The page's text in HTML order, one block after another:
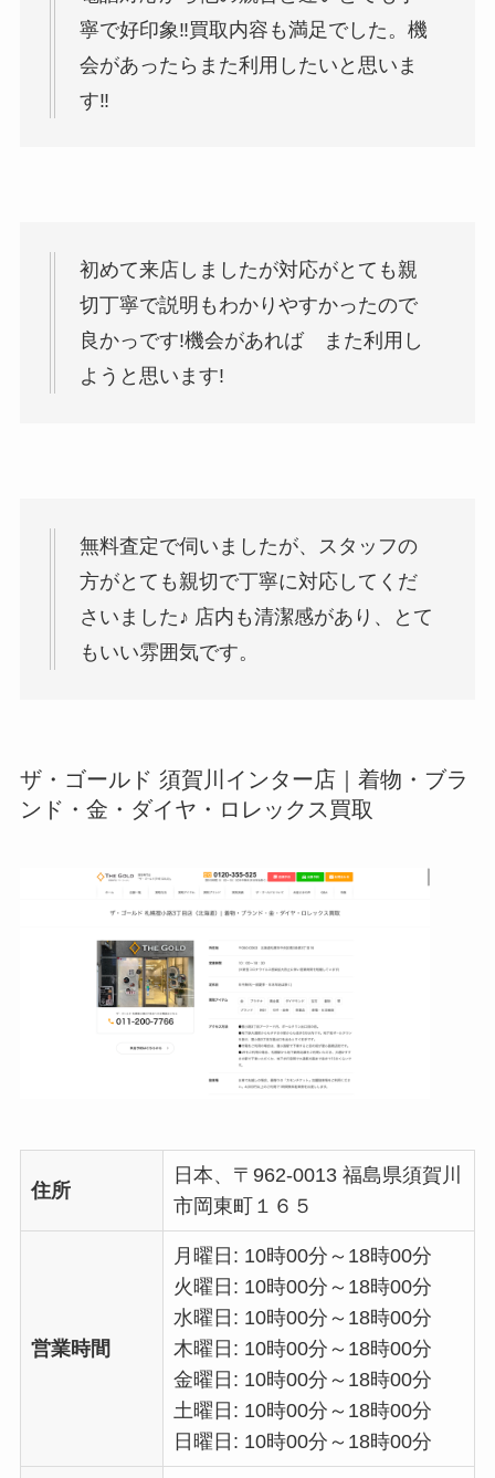
寧で好印象‼︎買取内容も満足でした。機
会があったらまた利用したいと思いま
す‼︎
初めて来店しましたが対応がとても親
切丁寧で説明もわかりやすかったので
良かっです!機会があれば また利用し
ようと思います!
無料査定で伺いましたが、スタッフの
方がとても親切で丁寧に対応してくだ
さいました♪ 店内も清潔感があり、とて
もいい雰囲気です。
ザ・ゴールド 須賀川インター店｜着物・ブラ
ンド・金・ダイヤ・ロレックス買取
住所
日本、〒962-0013 福島県須賀川
市岡東町１６５
営業時間
月曜日: 10時00分～18時00分
火曜日: 10時00分～18時00分
水曜日: 10時00分～18時00分
木曜日: 10時00分～18時00分
金曜日: 10時00分～18時00分
土曜日: 10時00分～18時00分
日曜日: 10時00分～18時00分